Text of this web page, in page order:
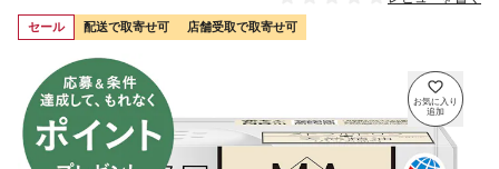
セール 配送で取寄せ可 店舗受取で取寄せ可